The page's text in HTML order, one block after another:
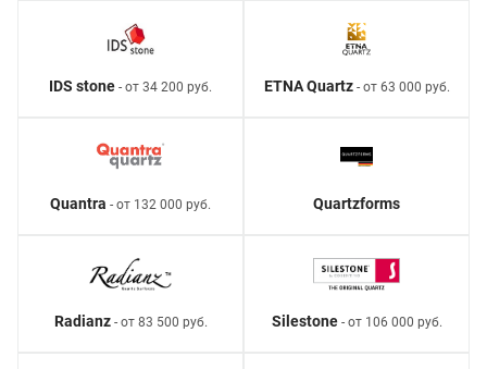
IDS stone - от 34 200 руб. ETNA Quartz- от 63 000 руб.
Quantra - от 132 000 руб. Quartzforms
Radianz- от 83 500 руб. Silestone- от 106 000 руб.